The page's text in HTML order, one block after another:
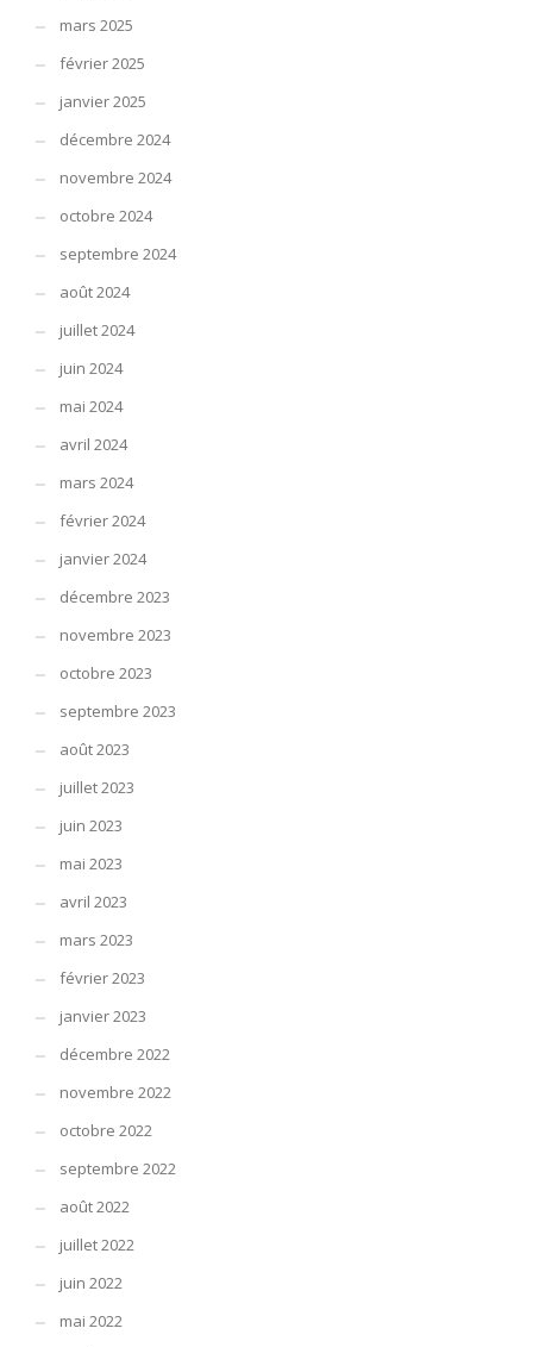
mars 2025
février 2025
janvier 2025
décembre 2024
novembre 2024
octobre 2024
septembre 2024
août 2024
juillet 2024
juin 2024
mai 2024
avril 2024
mars 2024
février 2024
janvier 2024
décembre 2023
novembre 2023
octobre 2023
septembre 2023
août 2023
juillet 2023
juin 2023
mai 2023
avril 2023
mars 2023
février 2023
janvier 2023
décembre 2022
novembre 2022
octobre 2022
septembre 2022
août 2022
juillet 2022
juin 2022
mai 2022